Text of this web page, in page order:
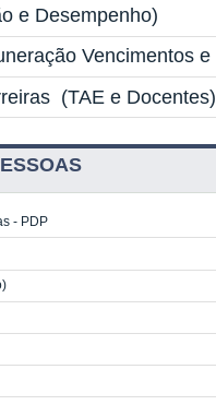
e Desempenho)
Vencimentos
(TAE e Docentes)
- PDP